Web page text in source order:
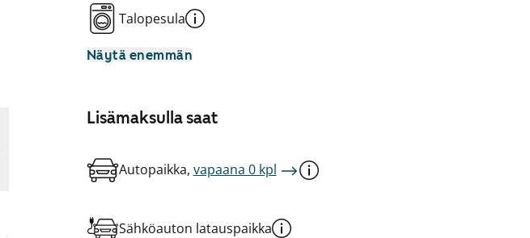
Talopesula
Näytä enemmän
Lisämaksulla saat
Autopaikka, vapaana 0 kpl
Sähköauton latauspaikka